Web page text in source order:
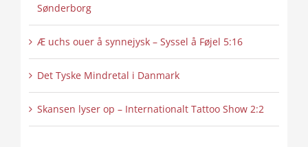
Sønderborg
Æ uchs ouer å synnejysk – Syssel å Føjel 5:16
Det Tyske Mindretal i Danmark
Skansen lyser op – Internationalt Tattoo Show 2:2